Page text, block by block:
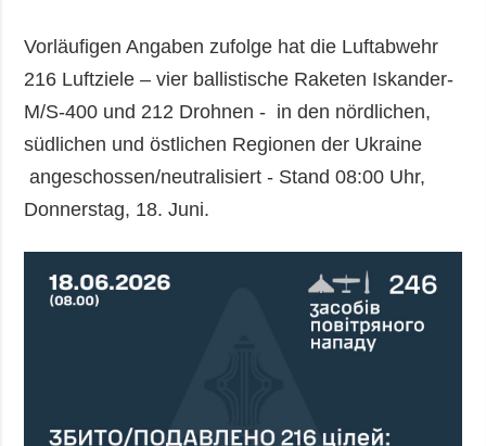
Vorläufigen Angaben zufolge hat die Luftabwehr
216 Luftziele – vier ballistische Raketen Iskander-
M/S-400 und 212 Drohnen - in den nördlichen,
südlichen und östlichen Regionen der Ukraine
angeschossen/neutralisiert - Stand 08:00 Uhr,
Donnerstag, 18. Juni.